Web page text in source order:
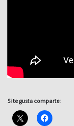
Si te gusta comparte: